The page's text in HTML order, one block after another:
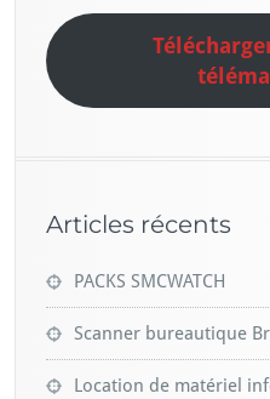
Articles récents
PACKS SMCWATCH
Scanner bureautique
Location de matériel